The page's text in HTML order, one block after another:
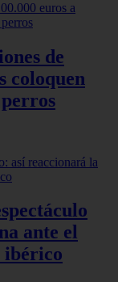
de
coloquen
ante el
ibérico